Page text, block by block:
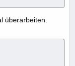
überarbeiten.